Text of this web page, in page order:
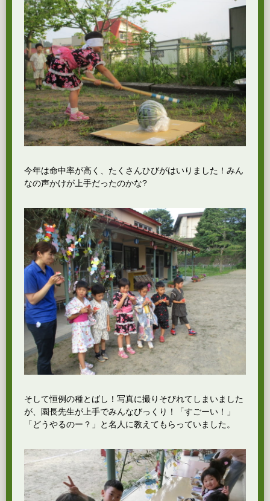
今年は命中率が高く、たくさんひびがはいりました！みん
なの声かけが上手だったのかな?
そして恒例の種とばし！写真に撮りそびれてしまいました
が、園長先生が上手でみんなびっくり！「すごーい！」
「どうやるのー？」と名人に教えてもらっていました。